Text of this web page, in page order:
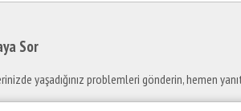
Sor
yaşadığınız problemleri gönderin, hemen